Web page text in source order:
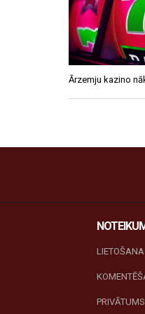
Ārzemju kazino
LIETOŠANA
PRIVĀTUMS